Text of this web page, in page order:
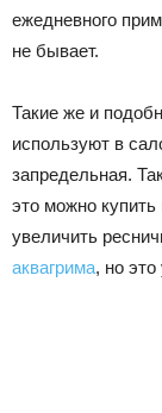
ежедневного
не бывает.
Такие же и
используют в
запредельная.
это можно купить
увеличить
аквагрима, но это